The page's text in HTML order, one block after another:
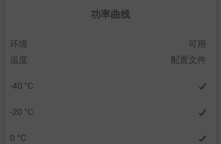
功率曲线
环境
温度
可用
配置文件
-40 °C
-20 °C
0 °C